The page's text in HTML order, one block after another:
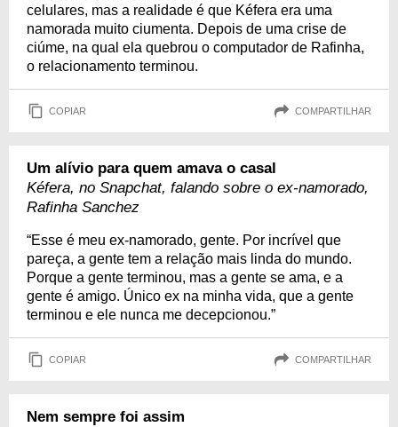
celulares, mas a realidade é que Kéfera era uma
namorada muito ciumenta. Depois de uma crise de
ciúme, na qual ela quebrou o computador de Rafinha,
o relacionamento terminou.
COPIAR COMPARTILHAR
Um alívio para quem amava o casal
Kéfera, no Snapchat, falando sobre o ex-namorado,
Rafinha Sanchez
“Esse é meu ex-namorado, gente. Por incrível que
pareça, a gente tem a relação mais linda do mundo.
Porque a gente terminou, mas a gente se ama, e a
gente é amigo. Único ex na minha vida, que a gente
terminou e ele nunca me decepcionou.”
COPIAR COMPARTILHAR
Nem sempre foi assim